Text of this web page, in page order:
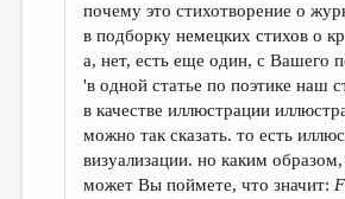
почему это стихотворение о
в подборку немецких стихов о
а, нет, есть еще один, с Вашего
'в одной статье по поэтике наш
в качестве иллюстрации
можно так сказать. то есть
визуализации. но каким
может Вы поймете, что значит: